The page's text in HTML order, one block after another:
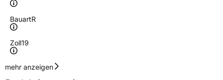
BauartR
Zoll19
Geschwindigkeitsindex
mehr anzeigen